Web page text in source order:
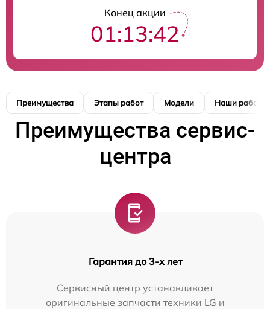
Конец акции
01:13:41
Преимущества Этапы работ Модели Наши работы
Преимущества сервис-
центра
Гарантия до 3-х лет
Сервисный центр устанавливает
оригинальные запчасти техники LG и